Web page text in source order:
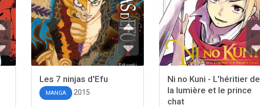
Les 7 ninjas d'Efu
MANGA 2015
Ni no Kuni - L'héritier de
la lumière et le prince
chat